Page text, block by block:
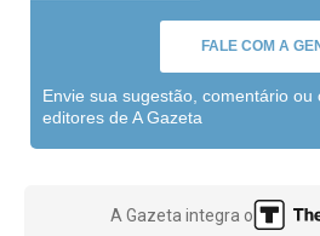
FALE COM A
Envie sua sugestão, comentário
editores de A Gazeta
A Gazeta integra o